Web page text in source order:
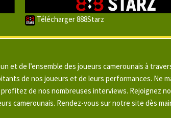
Télécharger 888Starz
et de l’ensemble des joueurs camerounais à
de nos joueurs et de leurs performances. Ne
de nos nombreuses interviews. Rejoignez
camerounais. Rendez-vous sur notre site dès